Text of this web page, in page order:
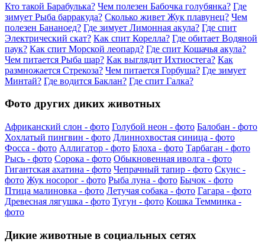
Кто такой Барабулька? Чем полезен Бабочка голубянка? Где
зимует Рыба барракуда? Сколько живет Жук плавунец? Чем
полезен Бананоед? Где зимует Лимонная акула? Где спит
Электрический скат? Как спит Корелла? Где обитает Водяной
паук? Как спит Морской леопард? Где спит Кошачья акула?
Чем питается Рыба шар? Как выглядит Ихтиостега? Как
размножается Стрекоза? Чем питается Горбуша? Где зимует
Минтай? Где водится Баклан? Где спит Галка?
Фото других диких животных
Африканский слон - фото Голубой неон - фото Балобан - фото
Хохлатый пингвин - фото Длиннохвостая синица - фото
Фосса - фото Аллигатор - фото Блоха - фото Тарбаган - фото
Рысь - фото Сорока - фото Обыкновенная иволга - фото
Гигантская ахатина - фото Чепрачный тапир - фото Скунс -
фото Жук носорог - фото Рыба луна - фото Бычок - фото
Птица малиновка - фото Летучая собака - фото Гагара - фото
Древесная лягушка - фото Тугун - фото Кошка Темминка -
фото
Дикие животные в социальных сетях